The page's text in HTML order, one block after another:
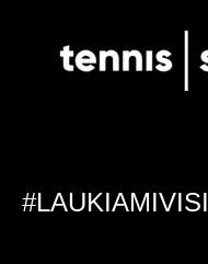
#LAUKIAMIVISI